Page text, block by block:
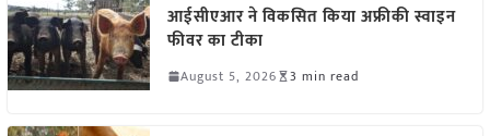
आईसीएआर ने विकसित किया अफ्रीकी स्वाइन
फीवर का टीका
August 5, 2026 3 min read